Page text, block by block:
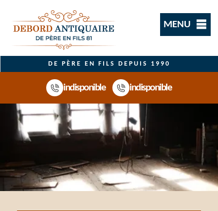
MENU
DE PÈRE EN FILS DEPUIS 1990
indisponible indisponible